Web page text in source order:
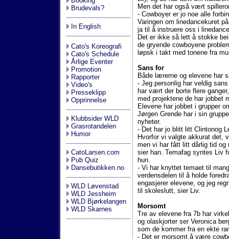
Brudevals?
In English
Cato's Koreografi
Cato's Schedule
Årlige Eventer
Promotion
Rapporter
Video's
Presseklipp
Opprinnelse
Klubbsider WLD
Grasrotandelen
Humor
CatoLarsen.com
Pub Quiz
Dansebutikken.no
WLD Løvenstad
WLD Jessheim
WLD Bjørkelangen
WLD Skarnes
Men det har også vært
- Cowboyer er jo noe alle
Varingen om linedancekuret
ja til å instruere oss i
Det er ikke så lett å stokke
de gryende cowboyene
løpsk i takt med tonene fra
Sans for
Både lærerne og elevene har
- Jeg personlig har veldig
har vært der borte flere
med projektene de har jobbet
Elevene har jobbet i grupper
Jørgen Grende har i sin
nyheter.
- Det har jo blitt litt Clintonog
Hvorfor vi valgte akkurat det,
men vi har fått litt dårlig tid
sier han. Temafag syntes Liv
hun.
- Vi har knyttet temaet til
verdensdelen til å holde
engasjerer elevene, og jeg
til skoleslutt, sier Liv.
Morsomt
Tre av elevene fra 7b har
og olaskjorter ser Veronica
som de kommer fra en ekte
- Det er morsomt å være